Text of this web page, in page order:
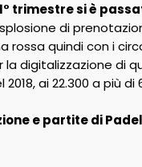
trimestre si è
di
quindi con i
digitalizzazione di
ai 22.300 a più di
e partite di